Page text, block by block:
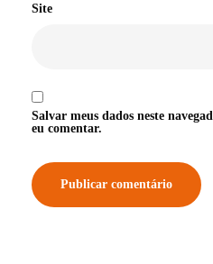
Site
Salvar meus dados neste
eu comentar.